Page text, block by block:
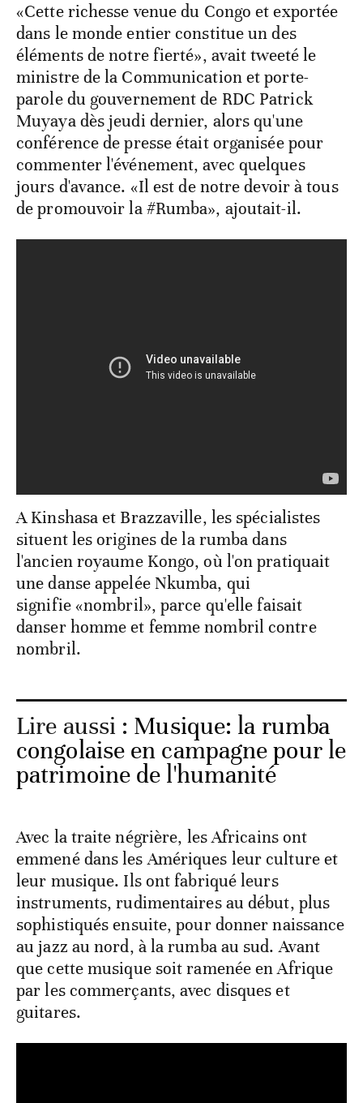
«Cette richesse venue du Congo et exportée
dans le monde entier constitue un des
éléments de notre fierté», avait tweeté le
ministre de la Communication et porte-
parole du gouvernement de RDC Patrick
Muyaya dès jeudi dernier, alors qu'une
conférence de presse était organisée pour
commenter l'événement, avec quelques
jours d'avance. «Il est de notre devoir à tous
de promouvoir la #Rumba», ajoutait-il.
A Kinshasa et Brazzaville, les spécialistes
situent les origines de la rumba dans
l'ancien royaume Kongo, où l'on pratiquait
une danse appelée Nkumba, qui
signifie «nombril», parce qu'elle faisait
danser homme et femme nombril contre
nombril.
Lire aussi : Musique: la rumba
congolaise en campagne pour le
patrimoine de l'humanité
Avec la traite négrière, les Africains ont
emmené dans les Amériques leur culture et
leur musique. Ils ont fabriqué leurs
instruments, rudimentaires au début, plus
sophistiqués ensuite, pour donner naissance
au jazz au nord, à la rumba au sud. Avant
que cette musique soit ramenée en Afrique
par les commerçants, avec disques et
guitares.